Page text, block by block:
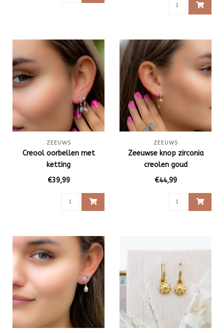
ZEEUWS
Creool oorbellen met
ketting
€39,99
ZEEUWS
Zeeuwse knop zirconia
creolen goud
€44,99